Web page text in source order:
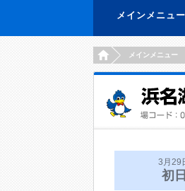
メインメニュー
HOMEメインメニュー
3月29
初日